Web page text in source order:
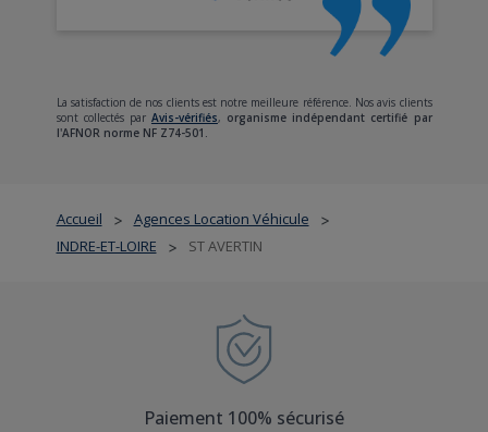
Accueil > Agences Location Véhicule >
INDRE-ET-LOIRE > ST AVERTIN
La satisfaction de nos clients est notre meilleure référence. Nos avis clients
sont collectés par Avis-vérifiés, organisme indépendant certifié par
l'AFNOR norme NF Z74-501.
Paiement 100% sécurisé